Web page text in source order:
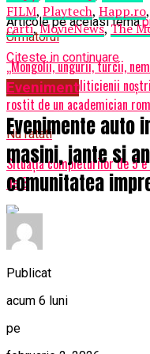
Articole pe aceiasi tema:
Urmatorul
„Mongolii, ungurii, turcii,
cât au făcut politicienii
rostit de un academician
Nu ratati
Situaţia completurilor de 5
de 3
FILM, Playtech, Happ.ro,
carti,MovieNews,The
Citeste in continuare
Eveniment
Evenimente auto
masini, jante si
comunitatea
Publicat
acum 6 luni
pe